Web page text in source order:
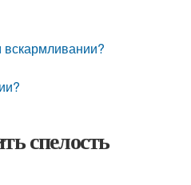
вскармливании?
спелость